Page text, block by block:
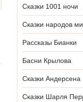
Сказки 1001 ночи
Сказки народов
Рассказы Бианки
Басни Крылова
Сказки Андерсена
Сказки Шарля